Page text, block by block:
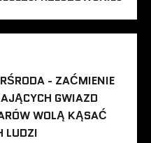
- ZAĆMIENIE
GWIAZD
WOLĄ KĄSAĆ
LUDZI